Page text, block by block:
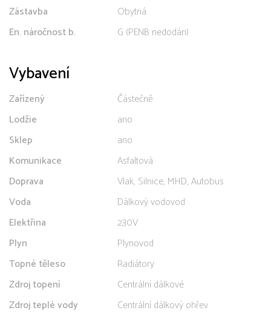
Zástavba
Obytná
En. náročnost b.
G (PENB nedodán)
Vybavení
Zařízený
Částečně
Lodžie
ano
Sklep
ano
Komunikace
Asfaltová
Doprava
Vlak, Silnice, MHD, Autobus
Voda
Dálkový vodovod
Elektřina
230V
Plyn
Plynovod
Topné těleso
Radiátory
Zdroj topení
Centrální dálkové
Zdroj teplé vody
Centrální dálkový ohřev